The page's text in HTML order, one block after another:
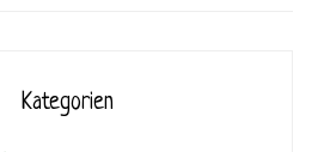
Kategorien